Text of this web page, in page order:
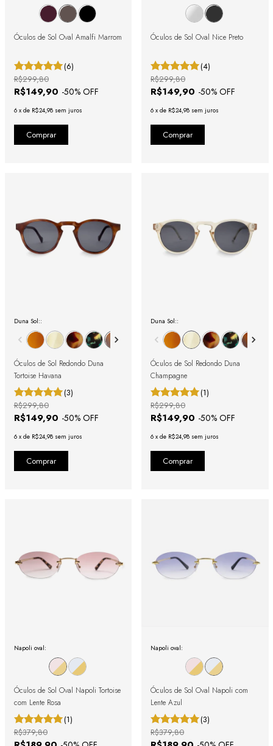
Óculos de Sol Oval Amalfi Marrom
(6)
R$149,90 -50% OFF
R$299,80
6 x de R$24,98 sem juros
Óculos de Sol Oval Nice Preto
(4)
R$149,90 -50% OFF
R$299,80
6 x de R$24,98 sem juros
Duna Sol::
Óculos de Sol Redondo Duna
Tortoise Havana
(3)
R$149,90 -50% OFF
R$299,80
6 x de R$24,98 sem juros
Duna Sol::
Óculos de Sol Redondo Duna
Champagne
(1)
R$149,90 -50% OFF
R$299,80
6 x de R$24,98 sem juros
Napoli oval:
Óculos de Sol Oval Napoli Tortoise
com Lente Rosa
(1)
R$379,80
Napoli oval:
Óculos de Sol Oval Napoli com
Lente Azul
(3)
R$379,80